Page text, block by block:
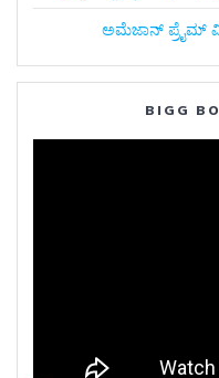
ಅಮೆಜಾನ್‌ ಪ್ರೈಮ್‌
BIGG